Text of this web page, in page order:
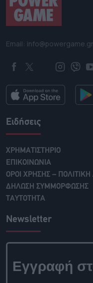
Email: info@powergame.gr
Ειδήσεις
ΧΡΗΜΑΤΙΣΤΗΡΙΟ
ΕΠΙΚΟΙΝΩΝΙΑ
ΟΡΟΙ ΧΡΗΣΗΣ –
ΔΗΛΩΣΗ ΣΥΜΜΟΡΦΩΣΗΣ
ΤΑΥΤΟΤΗΤΑ
Newsletter
Εγγραφή